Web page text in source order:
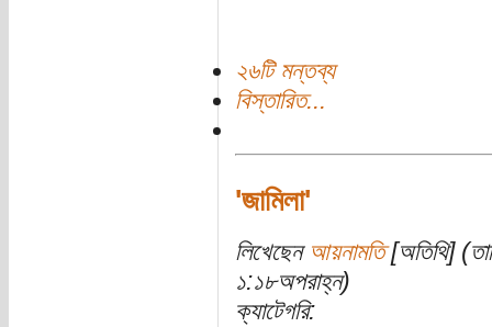
২৬টি মন্তব্য
বিস্তারিত...
'জামিলা'
লিখেছেন আয়নামতি[অতিথি]
১:১৮অপরাহ্ন)
ক্যাটেগরি: